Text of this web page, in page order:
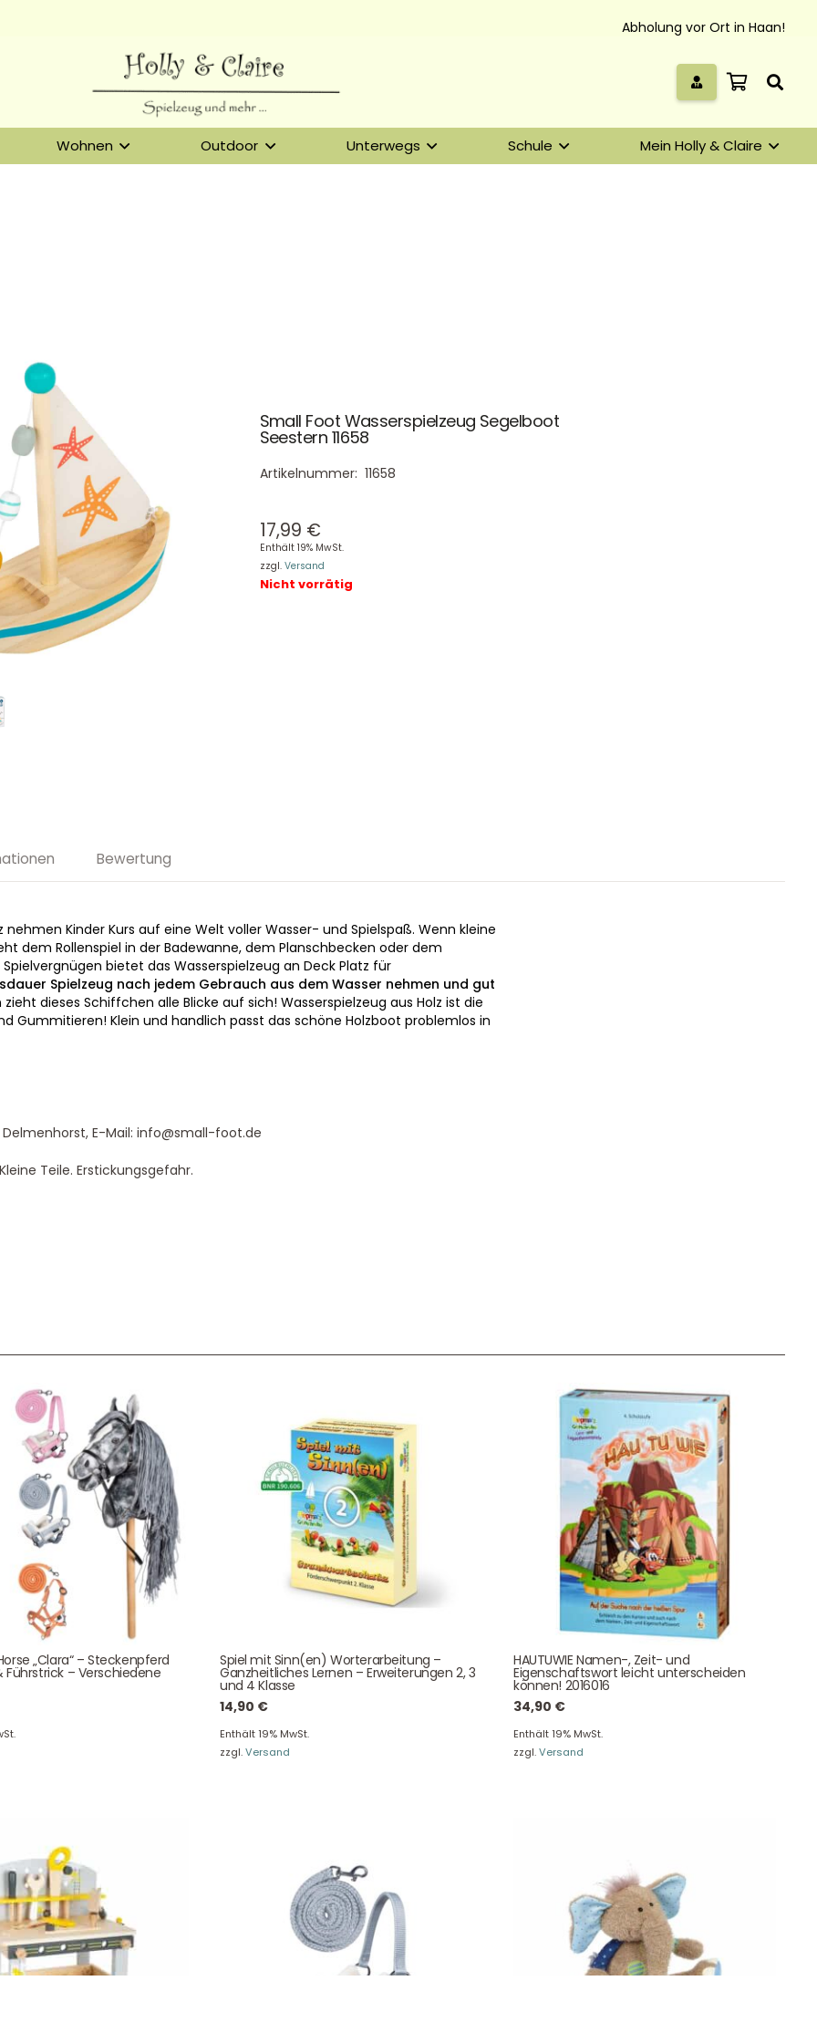
Abholung vor Ort in Haan!
Wohnen Outdoor Unterwegs Schule Mein Holly & Claire
Small Foot Wasserspielzeug Segelboot
Seestern 11658
Artikelnummer: 11658
17,99 €
Enthält 19% MwSt.
zzgl. Versand
Nicht vorrätig
Bewertung
Kinder Kurs auf eine Welt voller Wasser- und Spielspaß. Wenn kleine
dem Rollenspiel in der Badewanne, dem Planschbecken oder dem
bietet das Wasserspielzeug an Deck Platz für
Spielzeug nach jedem Gebrauch aus dem Wasser nehmen und gut
dieses Schiffchen alle Blicke auf sich! Wasserspielzeug aus Holz ist die
Gummitieren! Klein und handlich passt das schöne Holzboot problemlos in
E-Mail: info@small-foot.de
Teile. Erstickungsgefahr.
„Clara“ – Steckenpferd
– Verschiedene
Spiel mit Sinn(en) Worterarbeitung –
Ganzheitliches Lernen – Erweiterungen 2, 3
und 4 Klasse
14,90 €
Enthält 19% MwSt.
zzgl.Versand
HAUTUWIE Namen-, Zeit- und
Eigenschaftswort leicht unterscheiden
können! 2016016
34,90 €
Enthält 19% MwSt.
zzgl.Versand
Kauf auch bei uns in Haan direkt abholen.
WhatsApp mitzuteilen.
Unser Service
Über uns
Unser Blog
Rückgaberichtlinien
hier widerrufen
News & Infos
Info Gutscheincode!
Zahlungsarten
Newsletter Anmelden
Impressum AGB
© Holly & Claire GmbH Design byZeitansicht